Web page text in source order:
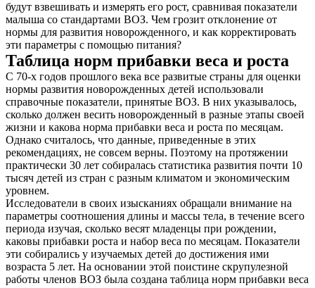
будут взвешивать и измерять его рост, сравнивая показатели
малыша со стандартами ВОЗ. Чем грозит отклонение от
нормы для развития новорожденного, и как корректировать
эти параметры с помощью питания?
Таблица норм прибавки веса и роста
С 70-х годов прошлого века все развитые страны для оценки
нормы развития новорожденных детей использовали
справочные показатели, принятые ВОЗ. В них указывалось,
сколько должен весить новорожденный в разные этапы своей
жизни и какова норма прибавки веса и роста по месяцам.
Однако считалось, что данные, приведенные в этих
рекомендациях, не совсем верны. Поэтому на протяжении
практически 30 лет собиралась статистика развития почти 10
тысяч детей из стран с разным климатом и экономическим
уровнем.
Исследователи в своих изысканиях обращали внимание на
параметры соотношения длины и массы тела, в течение всего
периода изучая, сколько весят младенцы при рождении,
каковы прибавки роста и набор веса по месяцам. Показатели
эти собирались у изучаемых детей до достижения ими
возраста 5 лет. На основании этой поистине скрупулезной
работы членов ВОЗ была создана таблица норм прибавки веса